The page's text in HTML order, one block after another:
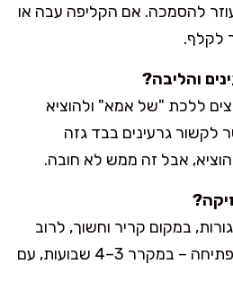
להסמכה. אם הקליפה עבה או
לקלף.
והליבה?
ללכת "של אמא" ולהוציא
לקשור גרעינים בבד גזה
אבל זה ממש לא חובה.
במקום קריר וחשוך, לרוב
6–12 חודשים. אחרי פתיחה – במקרר 3–4 שבועות, עם